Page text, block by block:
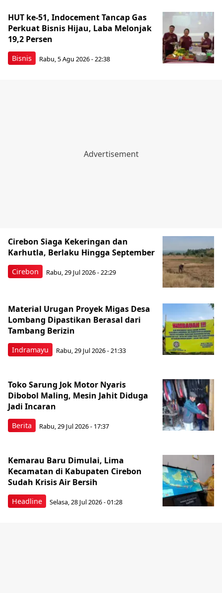
Bisnis
HUT ke-51, Indocement Tancap Gas
Perkuat Bisnis Hijau, Laba Melonjak
19,2 Persen
Rabu, 5 Agu 2026 - 22:38
Cirebon
Cirebon Siaga Kekeringan dan
Karhutla, Berlaku Hingga September
Rabu, 29 Jul 2026 - 22:29
Indramayu
Material Urugan Proyek Migas Desa
Lombang Dipastikan Berasal dari
Tambang Berizin
Rabu, 29 Jul 2026 - 21:33
Berita
Toko Sarung Jok Motor Nyaris
Dibobol Maling, Mesin Jahit Diduga
Jadi Incaran
Rabu, 29 Jul 2026 - 17:37
Headline
Kemarau Baru Dimulai, Lima
Kecamatan di Kabupaten Cirebon
Sudah Krisis Air Bersih
Selasa, 28 Jul 2026 - 01:28